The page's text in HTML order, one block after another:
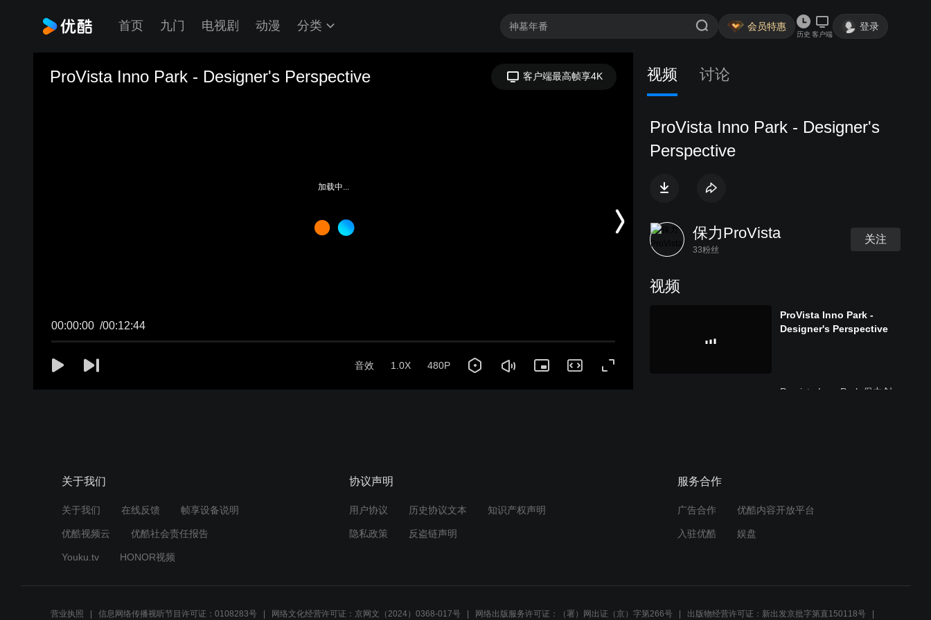
首页 九门 电视剧 动漫 分类 会员特惠
历史 客户端
登录
ProVista Inno Park - Designer's Perspective 客户端最高帧享4K
00:00:00 /00:12:44
音效 1.0X 480P
加载中...
视频 讨论
ProVista Inno Park - Designer's
Perspective
保力ProVista
33粉丝
关注
视频
ProVista Inno Park -
Designer's Perspective
Provista Inno Park 保力创
关于我们
关于我们 在线反馈 帧享设备说明
优酷视频云 优酷社会责任报告
Youku.tv HONOR视频
协议声明
用户协议 历史协议文本 知识产权声明
隐私政策 反盗链声明
服务合作
广告合作 优酷内容开放平台
入驻优酷 娱盘
营业执照 信息网络传播视听节目许可证：0108283号 网络文化经营许可证：京网文（2024）0368-017号 网络出版服务许可证：（署）网出证（京）字第266号 出版物经营许可证：新出发京批字第直150118号